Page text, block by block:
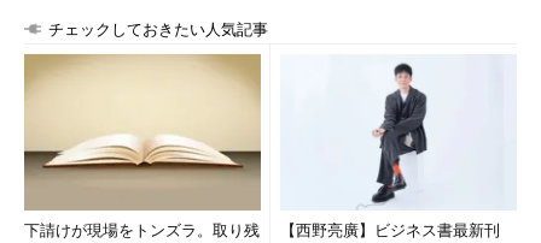
チェックしておきたい人気記事
下請けが現場をトンズラ。取り残 【西野亮廣】ビジネス書最新刊